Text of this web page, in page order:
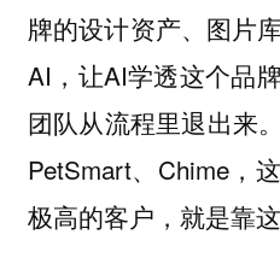
牌的设计资产、图片
AI，让AI学透这个品
团队从流程里退出来
PetSmart、Chime，
极高的客户，就是靠